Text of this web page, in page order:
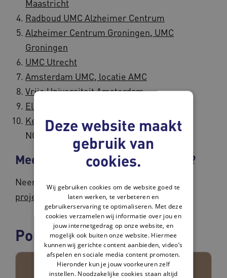
Maastricht
Radboud UMC Alzheimer Centrum
Alzheimer Centrum Groningen, UMC
Groningen
UMC Utrecht
Amsterdam UMC, locatie AMC
Vrije Universiteit Amsterdam
Elisabeth-TweeSteden Ziekenhuis
Kennisorganisatie Vilans , inclusief het
NGN
Meer weten over TAP-dementia?
Neem contact op met
projectmanager TAP-dementia.
Portretten
Deze website maakt
gebruik van
cookies.
Wij gebruiken cookies om de website goed te
laten werken, te verbeteren en
gebruikerservaring te optimaliseren. Met deze
cookies verzamelen wij informatie over jou en
jouw internetgedrag op onze website, en
mogelijk ook buiten onze website. Hiermee
kunnen wij gerichte content aanbieden, video’s
afspelen en sociale media content promoten.
Hieronder kun je jouw voorkeuren zelf
instellen. Noodzakelijke cookies staan altijd